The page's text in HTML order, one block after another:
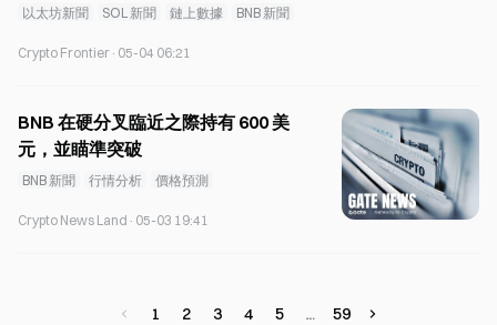
以太坊新聞
SOL 新聞 鏈上數據 BNB 新聞
Crypto Frontier · 05-04 06:21
BNB 在硬分叉臨近之際持有 600 美
元，並瞄準突破
BNB 新聞 行情分析 價格預測
Crypto News Land · 05-03 19:41
1 2 3 4 5 59